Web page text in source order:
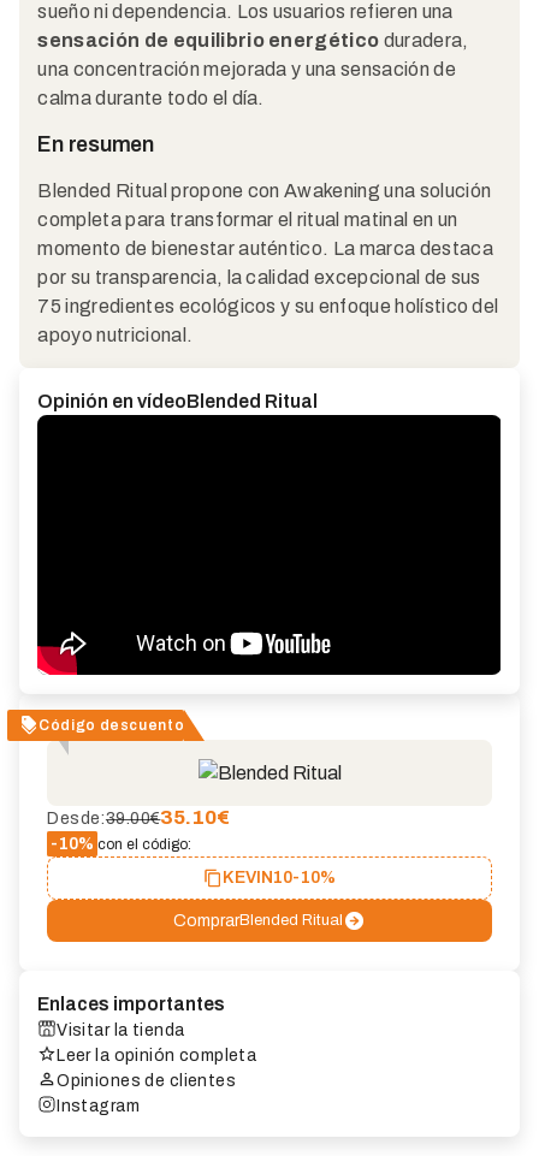
sueño ni dependencia. Los usuarios refieren una
sensación de equilibrio energético duradera,
una concentración mejorada y una sensación de
calma durante todo el día.
En resumen
Blended Ritual propone con Awakening una solución
completa para transformar el ritual matinal en un
momento de bienestar auténtico. La marca destaca
por su transparencia, la calidad excepcional de sus
75 ingredientes ecológicos y su enfoque holístico del
apoyo nutricional.
Opinión en vídeoBlended Ritual
Código descuento
Desde:39.00€35.10€
-10% con el código:
KEVIN10-10%
ComprarBlended Ritual
Enlaces importantes
Visitar la tienda
Leer la opinión completa
Opiniones de clientes
Instagram